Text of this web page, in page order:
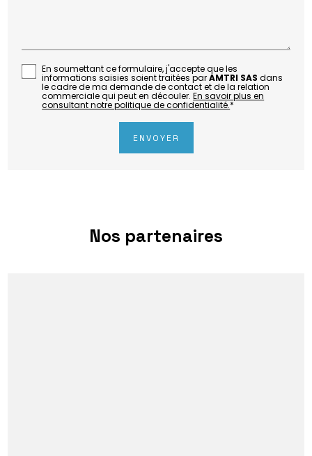
En soumettant ce formulaire, j'accepte que les
informations saisies soient traitées parAMTRI SAS dans
le cadre de ma demande de contact et de la relation
commerciale qui peut en découler.En savoir plus en
consultant notre politique de confidentialité.*
Nos partenaires